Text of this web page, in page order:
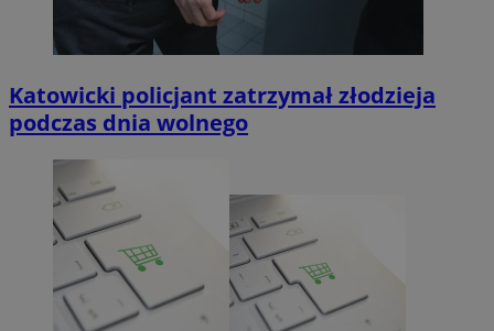
Katowicki policjant zatrzymał złodzieja
podczas dnia wolnego